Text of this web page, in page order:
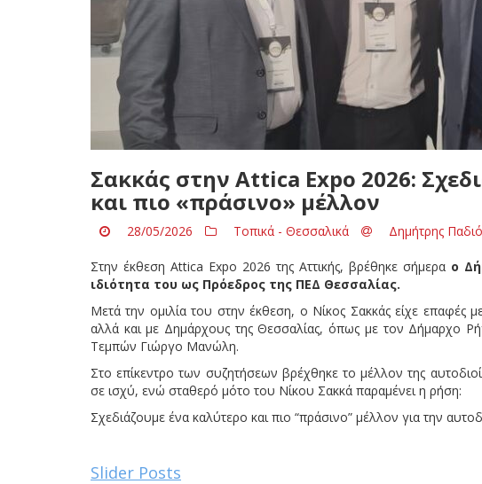
Σακκάς στην Attica Expo 2026:
και πιο «πράσινο» μέλλον
28/05/2026 Τοπικά - Θεσσαλικά Δημήτρης
Στην έκθεση Attica Expo 2026 της Αττικής, βρέθηκε σήμερα ο
ιδιότητα του ως Πρόεδρος της ΠΕΔ Θεσσαλίας.
Μετά την ομιλία του στην έκθεση, ο Νίκος Σακκάς είχε
αλλά και με Δημάρχους της Θεσσαλίας, όπως με τον Δήμαρχο
Τεμπών Γιώργο Μανώλη.
Στο επίκεντρο των συζητήσεων βρέχθηκε το μέλλον της
σε ισχύ, ενώ σταθερό μότο του Νίκου Σακκά παραμένει η ρήση:
Σχεδιάζουμε ένα καλύτερο και πιο “πράσινο” μέλλον για την
Slider Posts